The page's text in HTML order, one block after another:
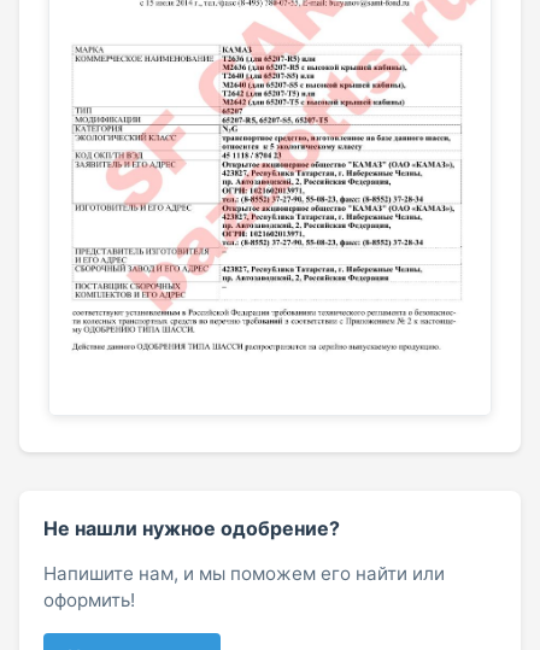
Не нашли нужное одобрение?
Напишите нам, и мы поможем его найти или
оформить!